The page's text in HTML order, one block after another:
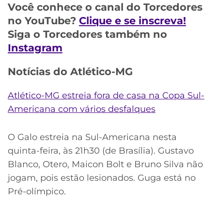
ATLÉTICO
MG
CRUZEIRO
Você conhece o canal do Torcedores
no YouTube? Clique e se inscreva!
Siga o Torcedores também no
Instagram
Notícias do Atlético-MG
Atlético-MG estreia fora de casa na Copa Sul-
Americana com vários desfalques
O Galo estreia na Sul-Americana nesta
quinta-feira, às 21h30 (de Brasília). Gustavo
Blanco, Otero, Maicon Bolt e Bruno Silva não
jogam, pois estão lesionados. Guga está no
Pré-olímpico.